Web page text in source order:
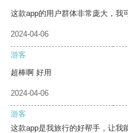
这款app的用户群体非常庞大，我
2024-04-06
游客
超棒啊 好用
2024-04-06
游客
这款app是我旅行的好帮手，让我